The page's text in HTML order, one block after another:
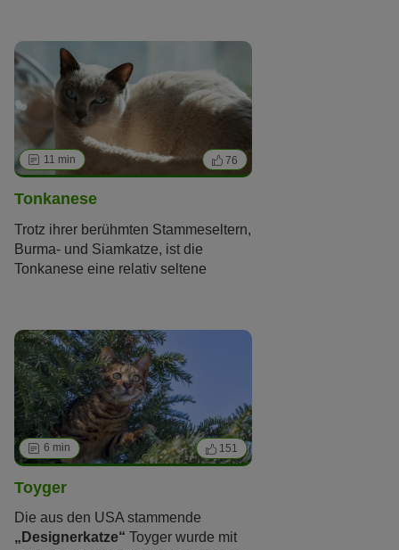
Thai-Katze. Heute verzaubert sie mit
ihren blauen Augen Katzenfreunde
weltweit. Im Rasseporträt lernen Sie
die Exotin kennen.
11 min 76
Tonkanese
Trotz ihrer berühmten Stammeseltern,
Burma- und Siamkatze, ist die
Tonkanese eine relativ seltene
muskulösen Körper und dem samtig
kurzen Fell viele positive
Eigenschaften ihrer Vorfahren in sich.
Anhänglich, gesellig und neugierig
wie sie ist, ist sie eine tolle Katze für
Familien, die viel Zeit mit ihrer Katze
verbringen möchten.
6 min 151
Toyger
Die aus den USA stammende
„Designerkatze“ Toyger wurde mit